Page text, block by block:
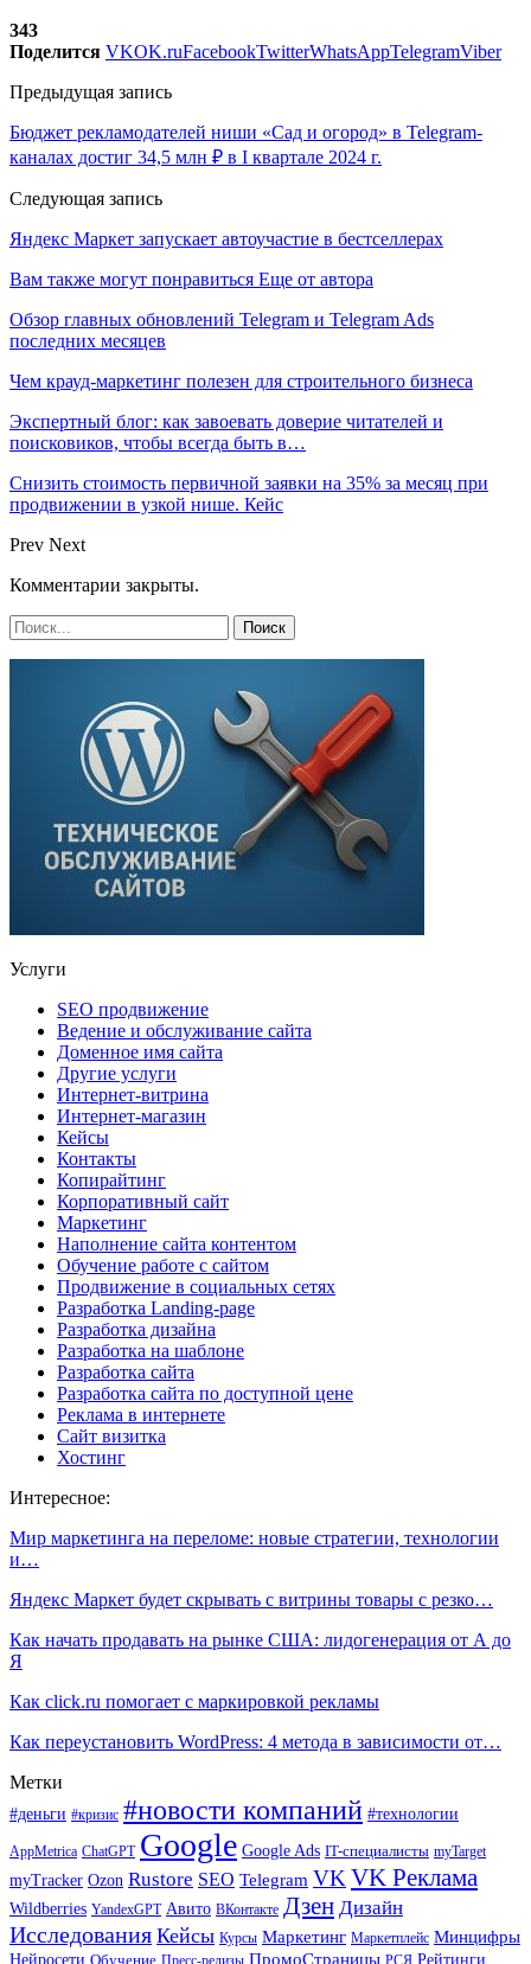
343
Поделится VKOK.ruFacebookTwitterWhatsAppTelegramViber
Предыдущая запись
Бюджет рекламодателей ниши «Сад и огород» в Telegram-
каналах достиг 34,5 млн ₽ в I квартале 2024 г.
Следующая запись
Яндекс Маркет запускает автоучастие в бестселлерах
Вам также могут понравиться Еще от автора
Обзор главных обновлений Telegram и Telegram Ads
последних месяцев
Чем крауд-маркетинг полезен для строительного бизнеса
Экспертный блог: как завоевать доверие читателей и
поисковиков, чтобы всегда быть в…
Снизить стоимость первичной заявки на 35% за месяц при
продвижении в узкой нише. Кейс
Prev Next
Комментарии закрыты.
Услуги
SEO продвижение
Ведение и обслуживание сайта
Доменное имя сайта
Другие услуги
Интернет-витрина
Интернет-магазин
Кейсы
Контакты
Копирайтинг
Корпоративный сайт
Маркетинг
Наполнение сайта контентом
Обучение работе с сайтом
Продвижение в социальных сетях
Разработка Landing-page
Разработка дизайна
Разработка на шаблоне
Разработка сайта
Разработка сайта по доступной цене
Реклама в интернете
Сайт визитка
Хостинг
Интересное:
Мир маркетинга на переломе: новые стратегии, технологии
и…
Яндекс Маркет будет скрывать с витрины товары с резко…
Как начать продавать на рынке США: лидогенерация от А до
Я
Как click.ru помогает с маркировкой рекламы
Как переустановить WordPress: 4 метода в зависимости от…
Метки
#деньги #кризис #новости компаний #технологии
AppMetrica ChatGPT Google Google Ads IT-специалисты myTarget
myTracker Ozon Rustore SEO Telegram VK VK Реклама
Wildberries YandexGPT Авито ВКонтакте Дзен Дизайн
Исследования Кейсы Курсы Маркетинг Маркетплейс Минцифры
Нейросети Обучение Пресс-релизы ПромоСтраницы РСЯ Рейтинги